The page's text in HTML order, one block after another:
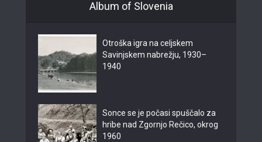
Album of Slovenia
Otroška igra na celjskem
Savinjskem nabrežju, 1930–
1940
Sonce se je počasi spuščalo za
hribe nad Zgornjo Rečico, okrog
1960